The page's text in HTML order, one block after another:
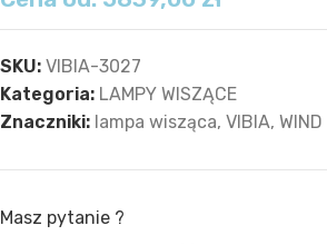
SKU: VIBIA-3027
Kategoria: LAMPY WISZĄCE
Znaczniki: lampa wisząca, VIBIA, WIND
Masz pytanie ?